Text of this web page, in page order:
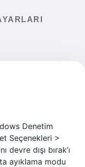
Denetim
Seçenekleri >
devre dışı bırak’ı
ayıklama modu